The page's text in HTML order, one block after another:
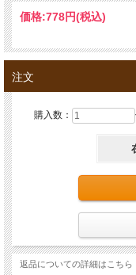
価格:778円(税込)
注文
購入数：
返品についての詳細はこちら